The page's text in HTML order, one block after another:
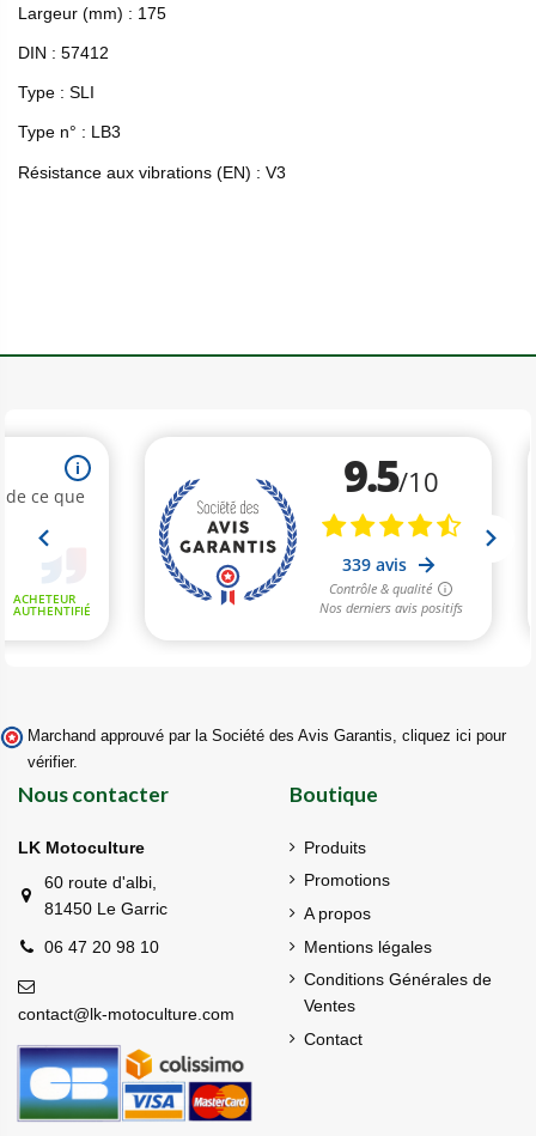
Largeur (mm) : 175
DIN : 57412
Type : SLI
Type n° : LB3
Résistance aux vibrations (EN) : V3
Marchand approuvé par la Société des Avis Garantis, cliquez ici pour
vérifier.
Nous contacter
LK Motoculture
60 route d'albi,
81450 Le Garric
06 47 20 98 10
contact@lk-motoculture.com
Boutique
Produits
Promotions
A propos
Mentions légales
Conditions Générales de
Ventes
Contact